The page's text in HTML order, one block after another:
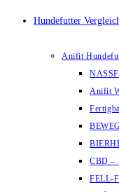
Hundefutter
Anifit
Anifit
CBD –
FELL-